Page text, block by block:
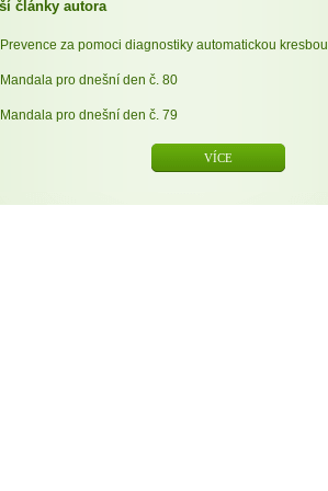
články autora
Prevence za pomoci diagnostiky automatickou kresbou
Mandala pro dnešní den č. 80
Mandala pro dnešní den č. 79
VÍCE